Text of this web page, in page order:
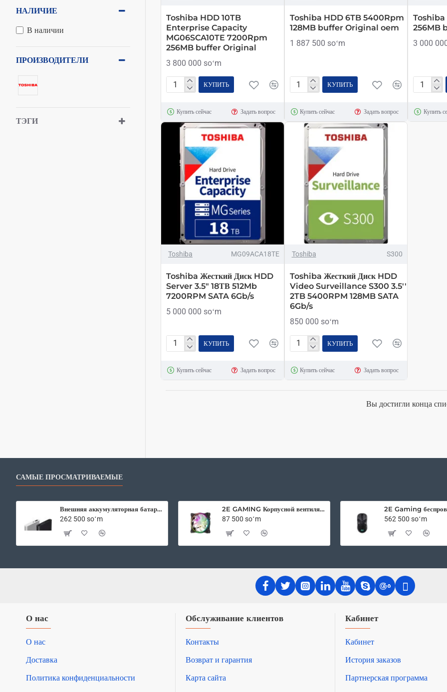
НАЛИЧИЕ
В наличии
ПРОИЗВОДИТЕЛИ
ТЭГИ
Toshiba HDD 10TB
Enterprise Capacity
MG06SCA10TE 7200Rpm
256MB buffer Original
3 800 000 soʻm
Toshiba
10TB
Enterprise
Capacity
MG06SCA10TE
7200Rpm
256MB
buffer
Original
КУПИТЬ
Купить сейчас Задать вопрос
Toshiba HDD 6TB 5400Rpm
128MB buffer Original oem
1 887 500 soʻm
Toshiba
6TB
5400Rpm
128MB
buffer
КУПИТЬ
Купить сейчас Задать вопрос
256MB
3 000
Toshiba
8TBКупить
Toshiba MG09ACA18TE
Toshiba Жесткий Диск HDD
Server 3.5" 18ΤΒ 512Mb
7200RPM SATA 6Gb/s
5 000 000 soʻm
Toshiba
Диск
SATA
КУПИТЬ
Купить сейчас Задать вопрос
Toshiba S300
Toshiba Жесткий Диск HDD
Video Surveillance S300 3.5''
2TB 5400RPM 128MB SATA
6Gb/s
850 000 soʻm
Toshiba
Диск
5400RPM
КУПИТЬ
Купить сейчас Задать вопрос
Вы достигли конца
САМЫЕ ПРОСМАТРИВАЕМЫЕ
Внешняя аккумуляторная батарея Xiaomi Mi Power Bank2 10000 mAh
262 500 soʻm
2E GAMING Корпусной вентилятор F120OI-ARGB 120мм, 3pin fan, 3 pin +5V Aura, белые лопасти, черная рамка, outer-inner LED
87 500 soʻm
562 500 soʻm
О нас
О нас
Доставка
Политика конфиденциальности
Обслуживание клиентов
Контакты
Возврат и гарантия
Карта сайта
Кабинет
Кабинет
История заказов
Партнерская программа